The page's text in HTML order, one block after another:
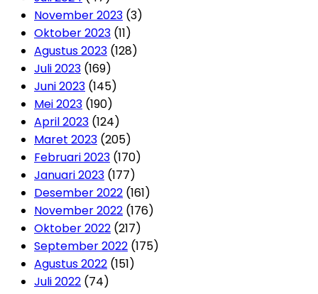
November 2023 (3)
Oktober 2023 (11)
Agustus 2023 (128)
Juli 2023 (169)
Juni 2023 (145)
Mei 2023 (190)
April 2023 (124)
Maret 2023 (205)
Februari 2023 (170)
Januari 2023 (177)
Desember 2022 (161)
November 2022 (176)
Oktober 2022 (217)
September 2022 (175)
Agustus 2022 (151)
Juli 2022 (74)